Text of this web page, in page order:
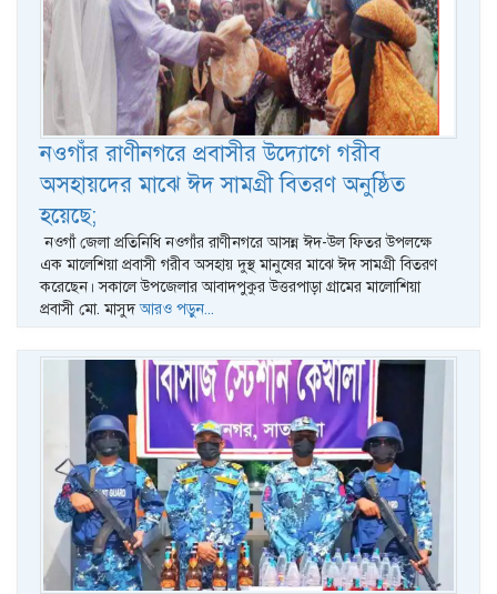
নওগাঁর রাণীনগরে প্রবাসীর উদ্যোগে গরীব
অসহায়দের মাঝে ঈদ সামগ্রী বিতরণ অনুষ্ঠিত
হয়েছে;
নওগাঁ জেলা প্রতিনিধি নওগাঁর রাণীনগরে আসন্ন ঈদ-উল ফিতর উপলক্ষে
এক মালেশিয়া প্রবাসী গরীব অসহায় দুস্থ মানুষের মাঝে ঈদ সামগ্রী বিতরণ
করেছেন। সকালে উপজেলার আবাদপুকুর উত্তরপাড়া গ্রামের মালোশিয়া
প্রবাসী মো. মাসুদআরও পড়ুন...